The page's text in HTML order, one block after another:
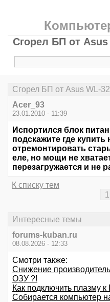
Сгорел БП от
Сгорел БП от Asus WL-
Acer_93
23.01.2010 - 11:39
Испортился блок
подскажите где купить
отремонтировать
еле, но мощи не
перезагружается и не
К списку тем
1
Интересные темы
forums-kuban.ru
08.08.2026 - 12:33
Смотри также:
Снижение
ОЗУ ?!
Как подключить плазму к
Собирается компьютер